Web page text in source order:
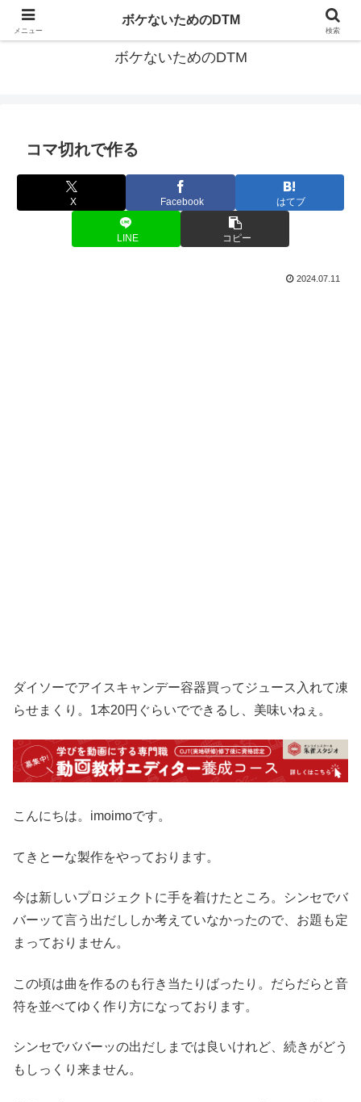
ゆる～く続ける音楽制作のあれこれや昔ばなし
ボケないためのDTM
コマ切れで作る
X Facebook はてブ
LINE コピー
2024.07.11
ダイソーでアイスキャンデー容器買ってジュース入れて凍
らせまくり。1本20円ぐらいでできるし、美味いねぇ。
こんにちは。imoimoです。
てきとーな製作をやっております。
今は新しいプロジェクトに手を着けたところ。シンセでバ
バーッて言う出だししか考えていなかったので、お題も定
まっておりません。
この頃は曲を作るのも行き当たりばったり。だらだらと音
符を並べてゆく作り方になっております。
シンセでババーッの出だしまでは良いけれど、続きがどう
もしっくり来ません。
メニュー
ボケないためのDTM
検索